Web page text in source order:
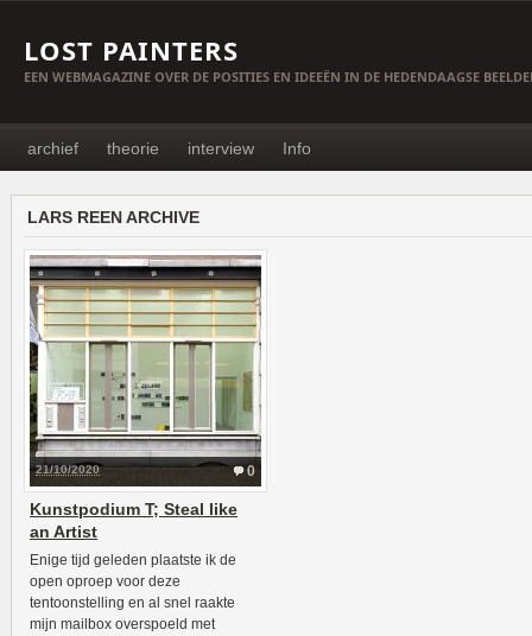
LOST PAINTERS
EEN WEBMAGAZINE OVER DE POSITIES EN IDEEËN IN DE HEDENDAAGSE
archief theorie interview Info
LARS REEN ARCHIVE
0
21/10/2020
Kunstpodium T; Steal like
an Artist
Enige tijd geleden plaatste ik de
open oproep voor deze
tentoonstelling en al snel raakte
mijn mailbox overspoeld met